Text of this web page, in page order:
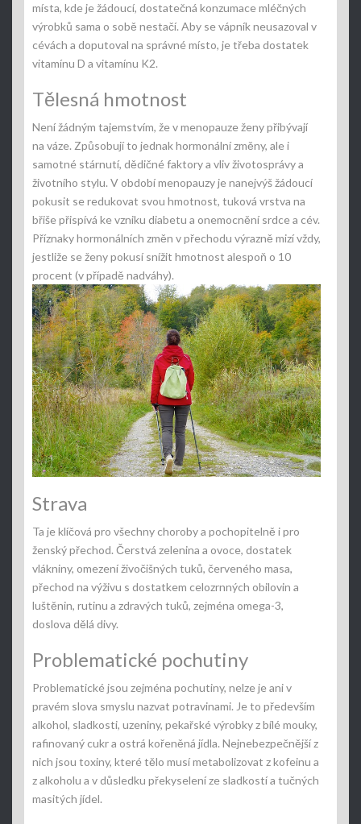
místa, kde je žádoucí, dostatečná konzumace mléčných
výrobků sama o sobě nestačí. Aby se vápník neusazoval v
cévách a doputoval na správné místo, je třeba dostatek
vitamínu D a vitamínu K2.
Tělesná hmotnost
Není žádným tajemstvím, že v menopauze ženy přibývají
na váze. Způsobují to jednak hormonální změny, ale i
samotné stárnutí, dědičné faktory a vliv životosprávy a
životního stylu. V období menopauzy je nanejvýš žádoucí
pokusit se redukovat svou hmotnost, tuková vrstva na
břiše přispívá ke vzniku diabetu a onemocnění srdce a cév.
Příznaky hormonálních změn v přechodu výrazně mizí vždy,
jestliže se ženy pokusí snížit hmotnost alespoň o 10
procent (v případě nadváhy).
Strava
Ta je klíčová pro všechny choroby a pochopitelně i pro
ženský přechod. Čerstvá zelenina a ovoce, dostatek
vlákniny, omezení živočišných tuků, červeného masa,
přechod na výživu s dostatkem celozrnných obilovin a
luštěnin, rutinu a zdravých tuků, zejména omega-3,
doslova dělá divy.
Problematické pochutiny
Problematické jsou zejména pochutiny, nelze je ani v
pravém slova smyslu nazvat potravinami. Je to především
alkohol, sladkosti, uzeniny, pekařské výrobky z bílé mouky,
rafinovaný cukr a ostrá kořeněná jídla. Nejnebezpečnější z
nich jsou toxiny, které tělo musí metabolizovat z kofeinu a
z alkoholu a v důsledku překyselení ze sladkostí a tučných
masitých jídel.